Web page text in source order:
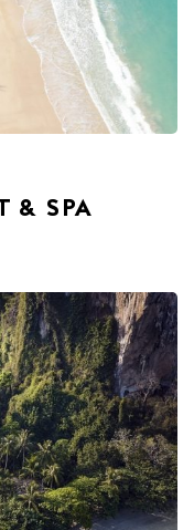
& SPA